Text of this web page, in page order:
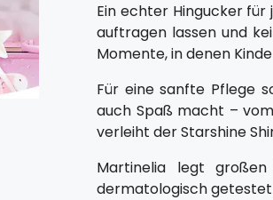
Ein echter Hingucker
auftragen lassen und
Momente, in denen
Für eine sanfte Pflege
auch Spaß macht –
verleiht der Starshine
Martinelia legt
dermatologisch getestet